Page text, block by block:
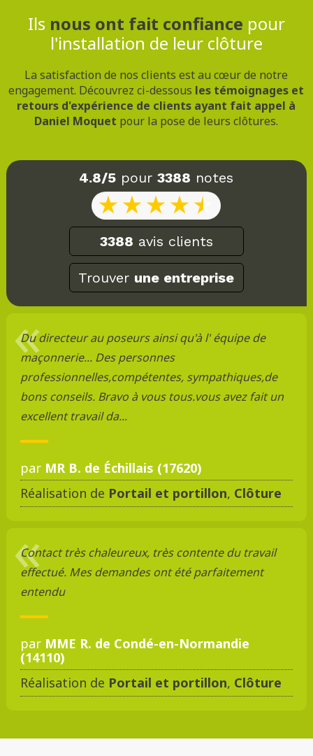
Ils nous ont fait confiance pour
l'installation de leur clôture
La satisfaction de nos clients est au cœur de notre
engagement. Découvrez ci-dessous les témoignages et
retours d'expérience de clients ayant fait appel à
Daniel Moquet pour la pose de leurs clôtures.
4.8/5 pour3388 notes
3388 avis clients
Trouver une entreprise
Du directeur au poseurs ainsi qu'à l' équipe de
maçonnerie... Des personnes
professionnelles,compétentes, sympathiques,de
bons conseils. Bravo à vous tous.vous avez fait un
excellent travail da...
par MR B. de Échillais (17620)
Réalisation de Portail et portillon, Clôture
Contact très chaleureux, très contente du travail
effectué. Mes demandes ont été parfaitement
entendu
par MME R. de Condé-en-Normandie
(14110)
Réalisation de Portail et portillon, Clôture